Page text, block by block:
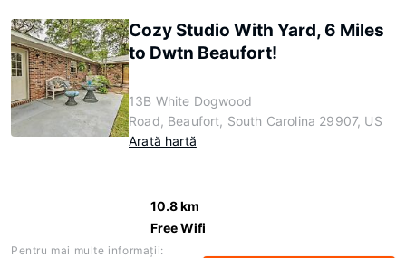
Cozy Studio With Yard, 6 Miles
to Dwtn Beaufort!
13B White Dogwood
Road, Beaufort, South Carolina 29907, US
Arată hartă
10.8 km
Free Wifi
Pentru mai multe informaţii: